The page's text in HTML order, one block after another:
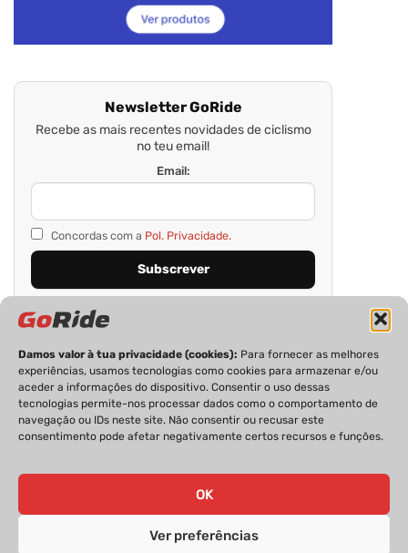
Damos valor à tua privacidade (cookies): Para fornecer as melhores
experiências, usamos tecnologias como cookies para armazenar e/ou
aceder a informações do dispositivo. Consentir o uso dessas
tecnologias permite-nos processar dados como o comportamento de
navegação ou IDs neste site. Não consentir ou recusar este
consentimento pode afetar negativamente certos recursos e funções.
OK
Ver preferências
Newsletter GoRide
Recebe as mais recentes novidades de ciclismo
no teu email!
Email:
Concordas com a Pol. Privacidade.
PRIVACIDADE FICHA TÉCNICA
ESTATUTO EDITORIAL